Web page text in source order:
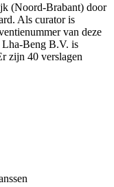
(Noord-Brabant) door
Als curator is
van deze
Beng B.V. is
zijn 40 verslagen